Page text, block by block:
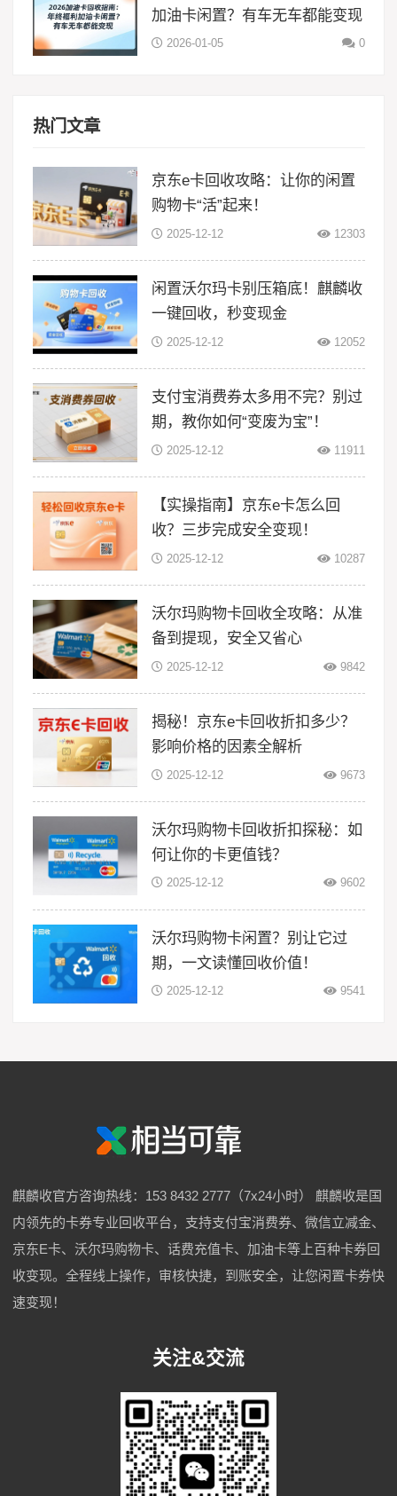
加油卡闲置？有车无车都能变现
2026-01-05 0
热门文章
京东e卡回收攻略：让你的闲置
购物卡“活”起来！
2025-12-12 12303
闲置沃尔玛卡别压箱底！麒麟收
一键回收，秒变现金
2025-12-12 12052
支付宝消费券太多用不完？别过
期，教你如何“变废为宝”！
2025-12-12 11911
【实操指南】京东e卡怎么回
收？三步完成安全变现！
2025-12-12 10287
沃尔玛购物卡回收全攻略：从准
备到提现，安全又省心
2025-12-12 9842
揭秘！京东e卡回收折扣多少？
影响价格的因素全解析
2025-12-12 9673
沃尔玛购物卡回收折扣探秘：如
何让你的卡更值钱？
2025-12-12 9602
沃尔玛购物卡闲置？别让它过
期，一文读懂回收价值！
2025-12-12 9541
麒麟收官方咨询热线：153 8432 2777（7x24小时） 麒麟收是国
内领先的卡券专业回收平台，支持支付宝消费券、微信立减金、
京东E卡、沃尔玛购物卡、话费充值卡、加油卡等上百种卡券回
收变现。全程线上操作，审核快捷，到账安全，让您闲置卡券快
速变现！
关注&交流